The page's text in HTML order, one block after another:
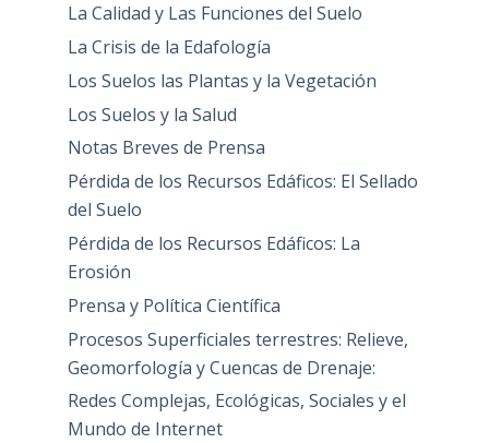
La Calidad y Las Funciones del Suelo
La Crisis de la Edafología
Los Suelos las Plantas y la Vegetación
Los Suelos y la Salud
Notas Breves de Prensa
Pérdida de los Recursos Edáficos: El Sellado
del Suelo
Pérdida de los Recursos Edáficos: La
Erosión
Prensa y Política Científica
Procesos Superficiales terrestres: Relieve,
Geomorfología y Cuencas de Drenaje:
Redes Complejas, Ecológicas, Sociales y el
Mundo de Internet